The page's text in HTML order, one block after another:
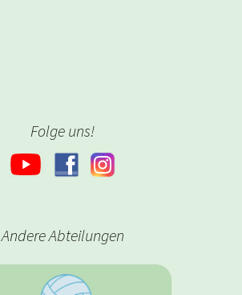
Folge uns!
Andere Abteilungen